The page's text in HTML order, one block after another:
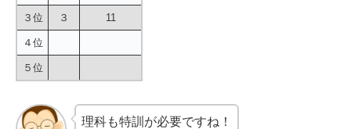
３位 ３ 11
４位
５位
理科も特訓が必要ですね！